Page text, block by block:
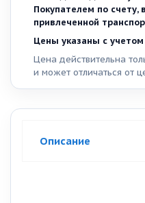
Покупателем по
привлеченной
Цены указаны с
Цена действительна
и может отличаться от
Описание